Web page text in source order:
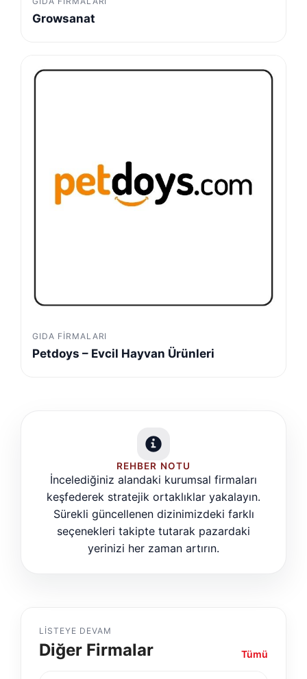
Growsanat
GIDA FIRMALARI
Petdoys – Evcil Hayvan Ürünleri
REHBER NOTU
İncelediğiniz alandaki kurumsal firmaları
keşfederek stratejik ortaklıklar yakalayın.
Sürekli güncellenen dizinimizdeki farklı
seçenekleri takipte tutarak pazardaki
yerinizi her zaman artırın.
LISTEYE DEVAM
Diğer Firmalar Tümü